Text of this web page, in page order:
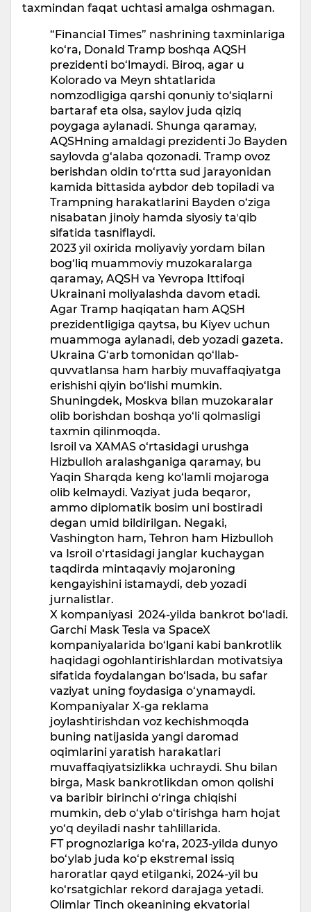
taxmindan faqat uchtasi amalga oshmagan.
“Financial Times” nashrining taxminlariga
ko‘ra, Donald Tramp boshqa AQSH
prezidenti bo‘lmaydi. Biroq, agar u
Kolorado va Meyn shtatlarida
nomzodligiga qarshi qonuniy to‘siqlarni
bartaraf eta olsa, saylov juda qiziq
poygaga aylanadi. Shunga qaramay,
AQSHning amaldagi prezidenti Jo Bayden
saylovda g‘alaba qozonadi. Tramp ovoz
berishdan oldin to‘rtta sud jarayonidan
kamida bittasida aybdor deb topiladi va
Trampning harakatlarini Bayden o‘ziga
nisabatan jinoiy hamda siyosiy taʼqib
sifatida tasniflaydi.
2023 yil oxirida moliyaviy yordam bilan
bog‘liq muammoviy muzokaralarga
qaramay, AQSH va Yevropa Ittifoqi
Ukrainani moliyalashda davom etadi.
Agar Tramp haqiqatan ham AQSH
prezidentligiga qaytsa, bu Kiyev uchun
muammoga aylanadi, deb yozadi gazeta.
Ukraina G‘arb tomonidan qo‘llab-
quvvatlansa ham harbiy muvaffaqiyatga
erishishi qiyin bo‘lishi mumkin.
Shuningdek, Moskva bilan muzokaralar
olib borishdan boshqa yo‘li qolmasligi
taxmin qilinmoqda.
Isroil va XAMAS o‘rtasidagi urushga
Hizbulloh aralashganiga qaramay, bu
Yaqin Sharqda keng ko‘lamli mojaroga
olib kelmaydi. Vaziyat juda beqaror,
ammo diplomatik bosim uni bostiradi
degan umid bildirilgan. Negaki,
Vashington ham, Tehron ham Hizbulloh
va Isroil o‘rtasidagi janglar kuchaygan
taqdirda mintaqaviy mojaroning
kengayishini istamaydi, deb yozadi
jurnalistlar.
X kompaniyasi 2024-yilda bankrot bo‘ladi.
Garchi Mask Tesla va SpaceX
kompaniyalarida bo‘lgani kabi bankrotlik
haqidagi ogohlantirishlardan motivatsiya
sifatida foydalangan bo‘lsada, bu safar
vaziyat uning foydasiga o‘ynamaydi.
Kompaniyalar X-ga reklama
joylashtirishdan voz kechishmoqda
buning natijasida yangi daromad
oqimlarini yaratish harakatlari
muvaffaqiyatsizlikka uchraydi. Shu bilan
birga, Mask bankrotlikdan omon qolishi
va baribir birinchi o‘ringa chiqishi
mumkin, deb o‘ylab o‘tirishga ham hojat
yo‘q deyiladi nashr tahlillarida.
FT prognozlariga ko‘ra, 2023-yilda dunyo
bo‘ylab juda ko‘p ekstremal issiq
haroratlar qayd etilganki, 2024-yil bu
ko‘rsatgichlar rekord darajaga yetadi.
Olimlar Tinch okeanining ekvatorial